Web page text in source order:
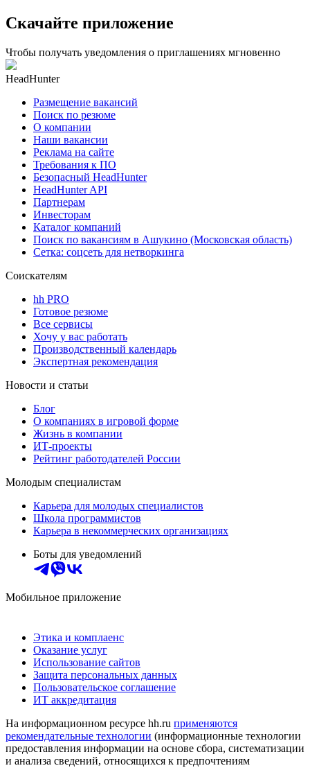
Скачайте приложение
Чтобы получать уведомления о приглашениях мгновенно
HeadHunter
Размещение вакансий
Поиск по резюме
О компании
Наши вакансии
Реклама на сайте
Требования к ПО
Безопасный HeadHunter
HeadHunter API
Партнерам
Инвесторам
Каталог компаний
Поиск по вакансиям в Ашукино (Московская область)
Сетка: соцсеть для нетворкинга
Соискателям
hh PRO
Готовое резюме
Все сервисы
Хочу у вас работать
Производственный календарь
Экспертная рекомендация
Новости и статьи
Блог
О компаниях в игровой форме
Жизнь в компании
ИТ-проекты
Рейтинг работодателей России
Молодым специалистам
Карьера для молодых специалистов
Школа программистов
Карьера в некоммерческих организациях
Боты для уведомлений
Мобильное приложение
Этика и комплаенс
Оказание услуг
Использование сайтов
Защита персональных данных
Пользовательское соглашение
ИТ аккредитация
На информационном ресурсе hh.ru применяются
рекомендательные технологии (информационные технологии
предоставления информации на основе сбора, систематизации
и анализа сведений, относящихся к предпочтениям